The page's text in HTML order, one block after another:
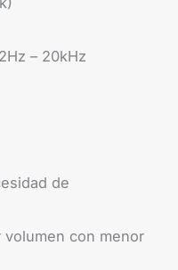
– 20kHz
de
volumen con menor